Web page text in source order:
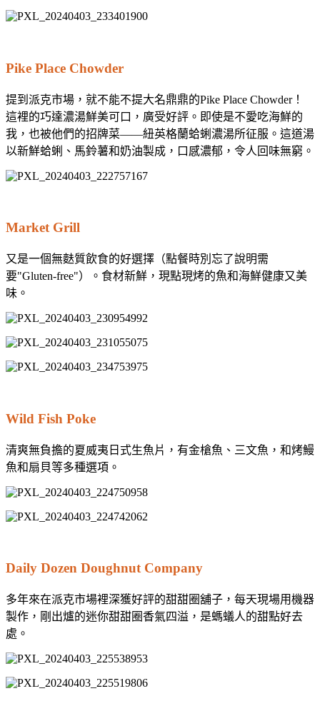
Pike Place Chowder
提到派克市場，就不能不提大名鼎鼎的Pike Place Chowder！
這裡的巧達濃湯鮮美可口，廣受好評。即使是不愛吃海鮮的
我，也被他們的招牌菜——紐英格蘭蛤蜊濃湯所征服。這道湯
以新鮮蛤蜊、馬鈴薯和奶油製成，口感濃郁，令人回味無窮。
Market Grill
又是一個無麩質飲食的好選擇（點餐時別忘了說明需
要"Gluten-free"）。食材新鮮，現點現烤的魚和海鮮健康又美
味。
Wild Fish Poke
清爽無負擔的夏威夷日式生魚片，有金槍魚、三文魚，和烤鰻
魚和扇貝等多種選項。
Daily Dozen Doughnut Company
多年來在派克市場裡深獲好評的甜甜圈舖子，每天現場用機器
製作，剛出爐的迷你甜甜圈香氣四溢，是螞蟻人的甜點好去
處。